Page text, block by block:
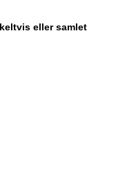
eller samlet